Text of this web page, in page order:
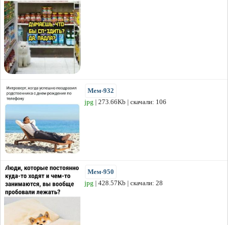
Мем-932
jpg | 273.66Kb | скачали: 106
Мем-950
jpg | 428.57Kb | скачали: 28